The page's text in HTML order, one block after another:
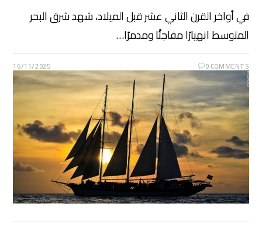
في أواخر القرن الثاني عشر قبل الميلاد، شهد شرق البحر
المتوسط انهيارًا مفاجئًا ومدمرًا…
0 COMMENTS
16/11/2025